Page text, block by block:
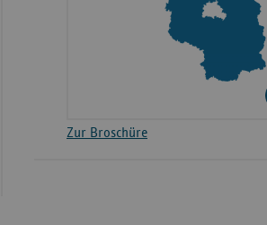
Zur Broschüre